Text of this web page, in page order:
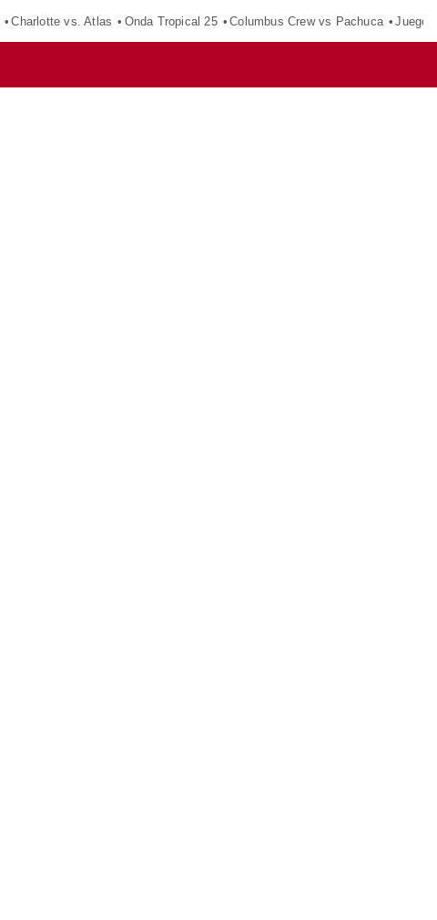
Charlotte vs. Atlas Onda Tropical 25 Columbus Crew vs Pachuca